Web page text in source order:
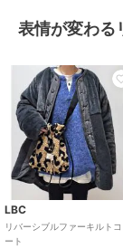
表情が変わる
LBC
リバーシブルファーキルトコ
ート